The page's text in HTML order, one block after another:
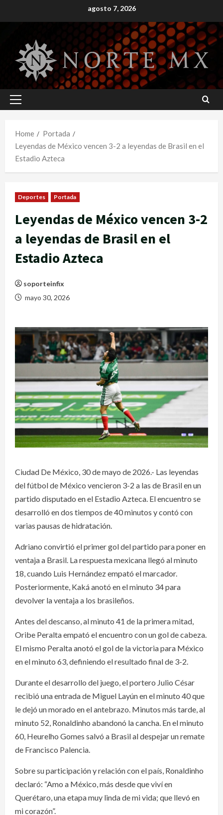
to
agosto 7, 2026
Primary
Home
Portada
Leyendas de México vencen 3-2 a leyendas de Brasil en el
Estadio Azteca
Deportes Portada
Leyendas de México vencen 3-2
a leyendas de Brasil en el
Estadio Azteca
soporteinfix
mayo 30, 2026
Ciudad De México, 30 de mayo de 2026.- Las leyendas
del fútbol de México vencieron 3-2 a las de Brasil en un
partido disputado en el Estadio Azteca. El encuentro se
desarrolló en dos tiempos de 40 minutos y contó con
varias pausas de hidratación.
Adriano convirtió el primer gol del partido para poner en
ventaja a Brasil. La respuesta mexicana llegó al minuto
18, cuando Luis Hernández empató el marcador.
Posteriormente, Kaká anotó en el minuto 34 para
devolver la ventaja a los brasileños.
Antes del descanso, al minuto 41 de la primera mitad,
Oribe Peralta empató el encuentro con un gol de cabeza.
El mismo Peralta anotó el gol de la victoria para México
en el minuto 63, definiendo el resultado final de 3-2.
Durante el desarrollo del juego, el portero Julio César
recibió una entrada de Miguel Layún en el minuto 40 que
le dejó un morado en el antebrazo. Minutos más tarde, al
minuto 52, Ronaldinho abandonó la cancha. En el minuto
60, Heurelho Gomes salvó a Brasil al despejar un remate
de Francisco Palencia.
Sobre su participación y relación con el país, Ronaldinho
declaró: “Amo a México, más desde que viví en
Querétaro, una etapa muy linda de mi vida; que llevó en
mi corazón”.